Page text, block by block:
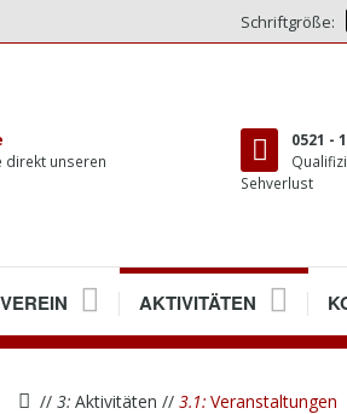
Schriftgröße:
direkt unseren
0521 -
Sehverlust
2
VEREIN 3
AKTIVITÄTEN 4
//3:Aktivitäten //3.1:Veranstaltungen